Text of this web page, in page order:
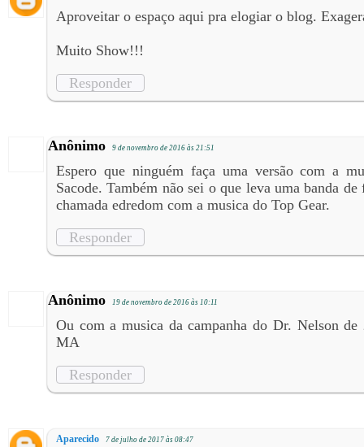
Aproveitar o espaço aqui pra elogiar o blog.
Muito Show!!!
Responder
Anônimo 9 de novembro de 2016 às 21:51
Espero que ninguém faça uma versão com a
Sacode. Também não sei o que leva uma banda
chamada edredom com a musica do Top Gear.
Responder
Anônimo 19 de novembro de 2016 às 10:11
Ou com a musica da campanha do Dr. Nelson de
MA
Responder
Aparecido 7 de julho de 2017 às 08:47